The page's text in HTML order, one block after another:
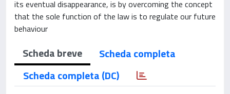
its eventual disappearance, is by overcoming the concept
that the sole function of the law is to regulate our future
behaviour
Scheda breve
Scheda completa
Scheda completa (DC)